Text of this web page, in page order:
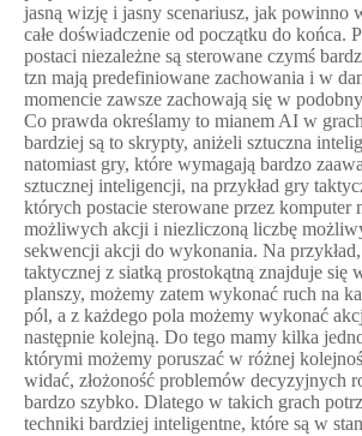
jasną wizję i jasny scenariusz, jak powinno
całe doświadczenie od początku do końca.
postaci niezależne są sterowane czymś
tzn mają predefiniowane zachowania i w
momencie zawsze zachowają się w
Co prawda określamy to mianem AI w
bardziej są to skrypty, aniżeli sztuczna
natomiast gry, które wymagają bardzo
sztucznej inteligencji, na przykład gry
których postacie sterowane przez komputer
możliwych akcji i niezliczoną liczbę
sekwencji akcji do wykonania. Na
taktycznej z siatką prostokątną znajduje się
planszy, możemy zatem wykonać ruch na
pól, a z każdego pola możemy wykonać
następnie kolejną. Do tego mamy kilka
którymi możemy poruszać w różnej
widać, złożoność problemów decyzyjnych
bardzo szybko. Dlatego w takich grach
techniki bardziej inteligentne, które są w